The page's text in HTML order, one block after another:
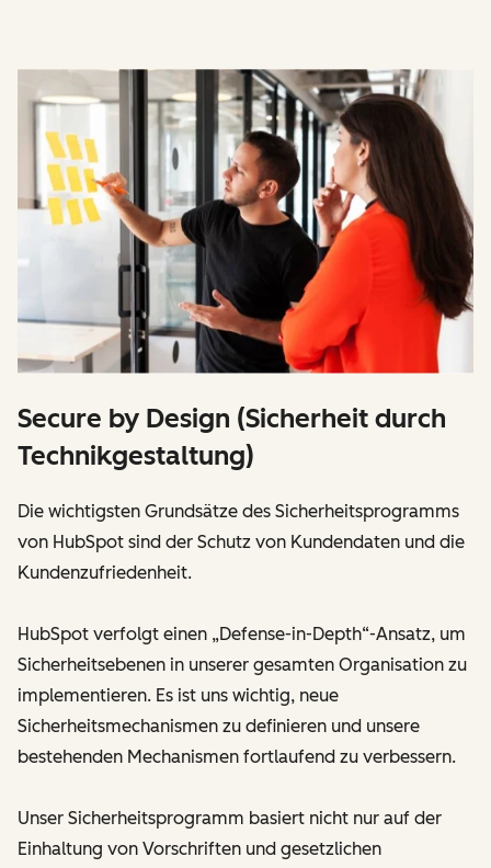
Secure by Design (Sicherheit durch
Technikgestaltung)
Die wichtigsten Grundsätze des Sicherheitsprogramms
von HubSpot sind der Schutz von Kundendaten und die
Kundenzufriedenheit.
HubSpot verfolgt einen „Defense-in-Depth“-Ansatz, um
Sicherheitsebenen in unserer gesamten Organisation zu
implementieren. Es ist uns wichtig, neue
Sicherheitsmechanismen zu definieren und unsere
bestehenden Mechanismen fortlaufend zu verbessern.
Unser Sicherheitsprogramm basiert nicht nur auf der
Einhaltung von Vorschriften und gesetzlichen